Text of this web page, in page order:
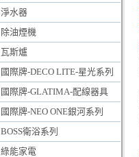
淨水器
除油煙機
瓦斯爐
國際牌-DECO LITE-星光系列
國際牌-GLATIMA-配線器具
國際牌-NEO ONE銀河系列
BOSS衛浴系列
綠能家電